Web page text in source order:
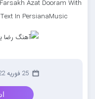
Azat Dooram With
In PersianaMusic
25 فوریه 2022